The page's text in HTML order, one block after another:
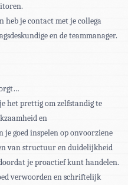
heb je contact met je collega
en de teammanager.
het prettig om zelfstandig te
en
goed inspelen op onvoorziene
van structuur en duidelijkheid
je proactief kunt handelen.
verwoorden en schriftelijk